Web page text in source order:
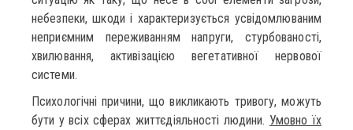
небезпеки, шкоди і характеризується усвідомлюваним
неприємним переживанням напруги, стурбованості,
хвилювання, активізацією вегетативної нервової
системи.
Психологічні причини, що викликають тривогу, можуть
бути у всіх сферах життєдіяльності людини. Умовно їх